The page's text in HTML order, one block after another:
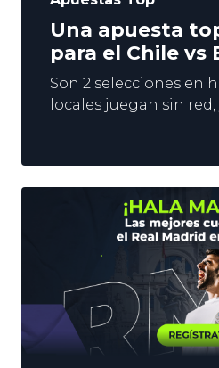
Una apuesta
para el Chile vs
Son 2 selecciones en
locales juegan sin
quedarse fuera del
han ganado un
jornadas de las
Sudamericanas.
una apuesta top que
6.50 para el